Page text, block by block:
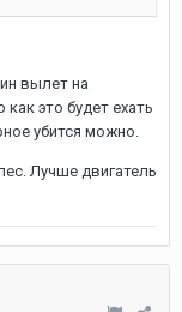
вылет на
это будет ехать
убится можно.
Лучше двигатель